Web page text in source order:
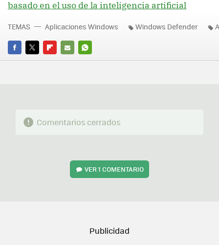
basado en el uso de la inteligencia artificial
FACEBOOK
TWITTERFLIPBOARD
E-
WHATSAPP
TEMAS Aplicaciones Windows Windows Defender
Comentarios cerrados
VER1 COMENTARIO